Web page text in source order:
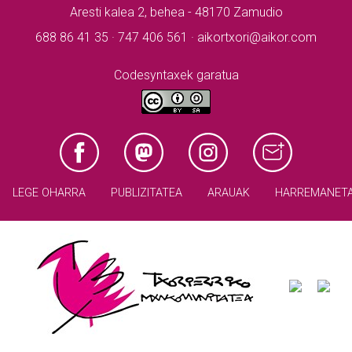
Aresti kalea 2, behea - 48170 Zamudio
688 86 41 35 · 747 406 561 · aikortxori@aikor.com
Codesyntaxek garatua
LEGE OHARRA PUBLIZITATEA ARAUAK